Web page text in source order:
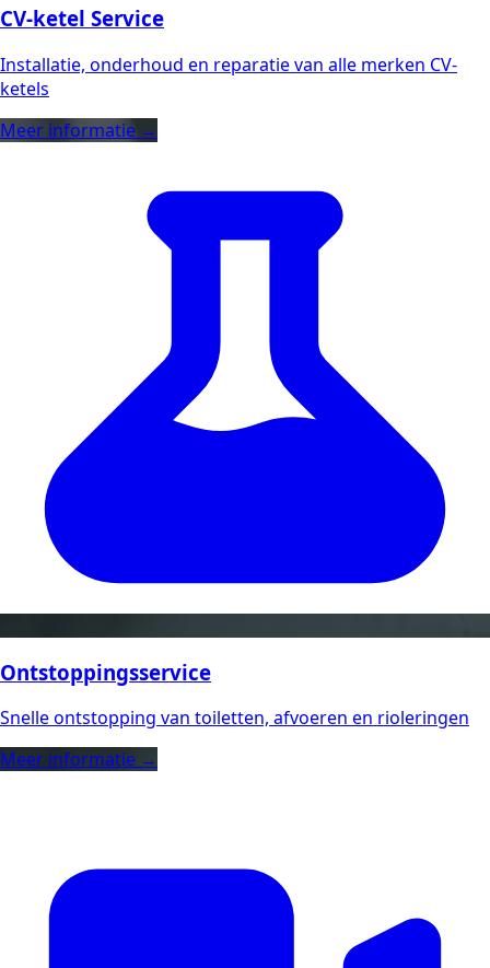
CV-ketel Service
Installatie, onderhoud en reparatie van alle merken CV-
ketels
Meer informatie →
Ontstoppingsservice
Snelle ontstopping van toiletten, afvoeren en rioleringen
Meer informatie →